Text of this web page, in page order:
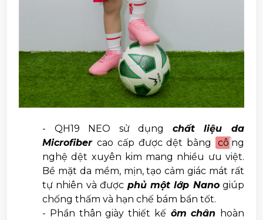
- QH19 NEO sử dụng chất liệu da
Microfiber cao cấp được dệt bằng cô ng
nghệ dệt xuyên kim mang nhiều ưu việt.
Bề mặt da mềm, mịn, tạo cảm giác mát rất
tự nhiên và được phủ một lớp Nanogiúp
chống thấm và hạn chế bám bẩn tốt.
- Phần thân giày thiết kế ôm chân hoàn